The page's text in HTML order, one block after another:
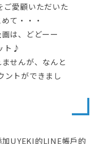
ご愛顧いただいた
て・・・
は、
どどーー
ト♪
せんが、 なんと
ントができまし
加UYEKI的LINE帳戶的